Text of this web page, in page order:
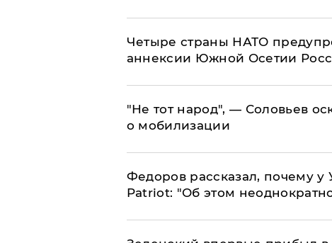
Четыре страны НАТО
аннексии Южной Осетии
​"Не тот народ", — Соловьев
о мобилизации
Федоров рассказал, почему у
Patriot: "Об этом